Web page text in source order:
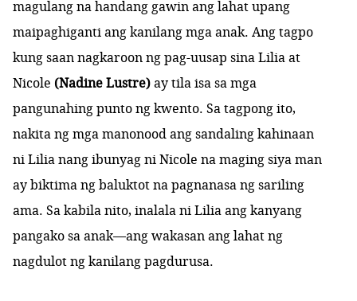
magulang na handang gawin ang lahat upang
maipaghiganti ang kanilang mga anak. Ang tagpo
kung saan nagkaroon ng pag-uusap sina Lilia at
Nicole (Nadine Lustre)ay tila isa sa mga
pangunahing punto ng kwento. Sa tagpong ito,
nakita ng mga manonood ang sandaling kahinaan
ni Lilia nang ibunyag ni Nicole na maging siya man
ay biktima ng baluktot na pagnanasa ng sariling
ama. Sa kabila nito, inalala ni Lilia ang kanyang
pangako sa anak—ang wakasan ang lahat ng
nagdulot ng kanilang pagdurusa.